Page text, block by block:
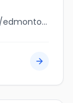
jobbank.gc.ca/browsejobs/employer/edmonton+disposal/ca